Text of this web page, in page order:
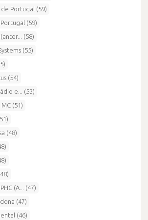
de Portugal (59)
Portugal (59)
(58)
(55)
(54)
e... (53)
(51)
(48)
(A... (47)
(47)
(46)